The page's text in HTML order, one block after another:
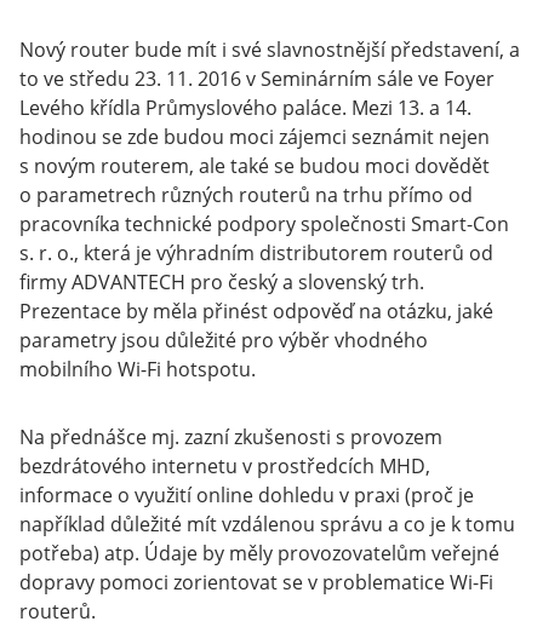
Nový router bude mít i své slavnostnější představení, a
to ve středu 23. 11. 2016 v Seminárním sále ve Foyer
Levého křídla Průmyslového paláce. Mezi 13. a 14.
hodinou se zde budou moci zájemci seznámit nejen
s novým routerem, ale také se budou moci dovědět
o parametrech různých routerů na trhu přímo od
pracovníka technické podpory společnosti Smart-Con
s. r. o., která je výhradním distributorem routerů od
firmy ADVANTECH pro český a slovenský trh.
Prezentace by měla přinést odpověď na otázku, jaké
parametry jsou důležité pro výběr vhodného
mobilního Wi-Fi hotspotu.
Na přednášce mj. zazní zkušenosti s provozem
bezdrátového internetu v prostředcích MHD,
informace o využití online dohledu v praxi (proč je
například důležité mít vzdálenou správu a co je k tomu
potřeba) atp. Údaje by měly provozovatelům veřejné
dopravy pomoci zorientovat se v problematice Wi-Fi
routerů.